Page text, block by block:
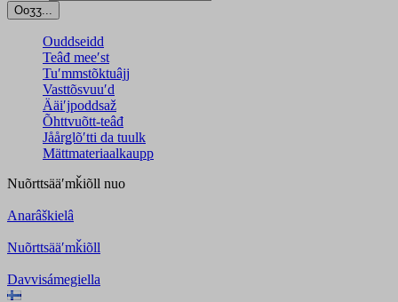
Ooʒʒ...
Ouddseidd
Teâđ meeʹst
Tuʹmmstõktuâjj
Vasttõsvuuʹd
Ääiʹjpoddsaž
Õhttvuõtt-teâđ
Jåårǥlõʹtti da tuulk
Mättmateriaalkaupp
Nuõrttsääʹmǩiõll nuo
Anarâškielâ
Nuõrttsääʹmǩiõll
Davvisámegiella